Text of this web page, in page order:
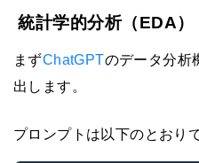
統計学的分析（EDA）
まずChatGPTのデータ分析
出します。
プロンプトは以下のとおり